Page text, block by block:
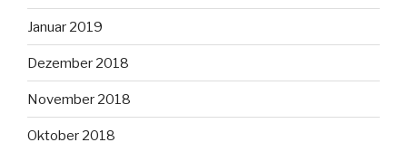
Januar 2019
Dezember 2018
November 2018
Oktober 2018